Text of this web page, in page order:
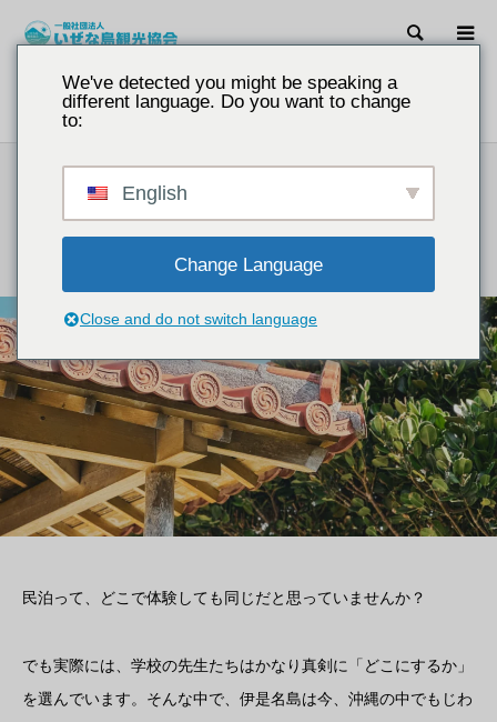
検索
記事
沖縄で人気の修学旅行民泊、伊是名島が全国の学校から選ば
れる理由
沖縄で人気の修学旅行民泊、伊是名島が全国の学校から
選ばれる理由
2025.04.18 / 最終更新日：2025.04.18
民泊って、どこで体験しても同じだと思っていませんか？
でも実際には、学校の先生たちはかなり真剣に「どこにするか」
を選んでいます。そんな中で、伊是名島は今、沖縄の中でもじわ
We've detected you might be speaking a
different language. Do you want to change
to:
English
Change Language
Close and do not switch language